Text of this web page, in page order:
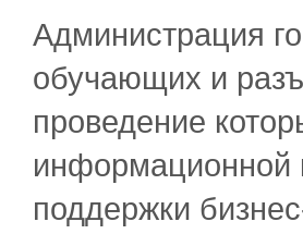
Администрация
обучающих и
проведение
информационной
поддержки